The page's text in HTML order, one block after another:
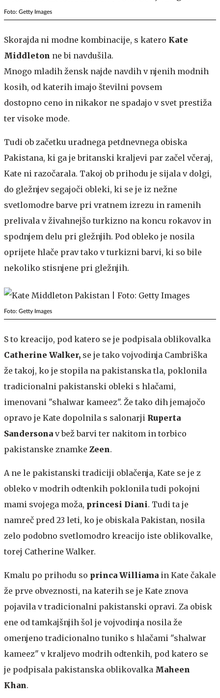
Foto: Getty Images
Skorajda ni modne kombinacije, s katero Kate
Middleton ne bi navdušila.
Mnogo mladih žensk najde navdih v njenih modnih
kosih, od katerih imajo številni povsem
dostopno ceno in nikakor ne spadajo v svet prestiža
ter visoke mode.
Tudi ob začetku uradnega petdnevnega obiska
Pakistana, ki ga je britanski kraljevi par začel včeraj,
Kate ni razočarala. Takoj ob prihodu je sijala v dolgi,
do gležnjev segajoči obleki, ki se je iz nežne
svetlomodre barve pri vratnem izrezu in ramenih
prelivala v živahnejšo turkizno na koncu rokavov in
spodnjem delu pri gležnjih. Pod obleko je nosila
oprijete hlače prav tako v turkizni barvi, ki so bile
nekoliko stisnjene pri gležnjih.
Foto: Getty Images
S to kreacijo, pod katero se je podpisala oblikovalka
Catherine Walker, se je tako vojvodinja Cambriška
že takoj, ko je stopila na pakistanska tla, poklonila
tradicionalni pakistanski obleki s hlačami,
imenovani "shalwar kameez". Že tako dih jemajočo
opravo je Kate dopolnila s salonarji Ruperta
Sandersona v bež barvi ter nakitom in torbico
pakistanske znamke Zeen.
A ne le pakistanski tradiciji oblačenja, Kate se je z
obleko v modrih odtenkih poklonila tudi pokojni
mami svojega moža, princesi Diani. Tudi ta je
namreč pred 23 leti, ko je obiskala Pakistan, nosila
zelo podobno svetlomodro kreacijo iste oblikovalke,
torej Catherine Walker.
Kmalu po prihodu so princa Williama in Kate čakale
že prve obveznosti, na katerih se je Kate znova
pojavila v tradicionalni pakistanski opravi. Za obisk
ene od tamkajšnjih šol je vojvodinja nosila že
omenjeno tradicionalno tuniko s hlačami "shalwar
kameez" v kraljevo modrih odtenkih, pod katero se
je podpisala pakistanska oblikovalka Maheen
Khan.